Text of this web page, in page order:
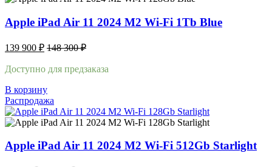
Apple iPad Air 11 2024 M2 Wi-Fi 1Tb Blue
139 900 ₽ 148 300₽
Доступно для предзаказа
В корзину
Распродажа
Apple iPad Air 11 2024 M2 Wi-Fi 512Gb Starlight